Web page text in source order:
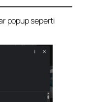
popup seperti